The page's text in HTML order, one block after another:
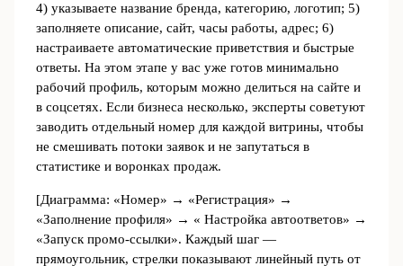
4) указываете название бренда, категорию, логотип; 5)
заполняете описание, сайт, часы работы, адрес; 6)
настраиваете автоматические приветствия и быстрые
ответы. На этом этапе у вас уже готов минимально
рабочий профиль, которым можно делиться на сайте и
в соцсетях. Если бизнеса несколько, эксперты советуют
заводить отдельный номер для каждой витрины, чтобы
не смешивать потоки заявок и не запутаться в
статистике и воронках продаж.
[Диаграмма: «Номер» → «Регистрация» →
«Заполнение профиля» → « Настройка автоответов» →
«Запуск промо‑ссылки». Каждый шаг —
прямоугольник, стрелки показывают линейный путь от